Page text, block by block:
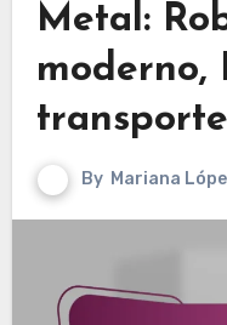
Metal:
moderno,
transporte
By Mariana